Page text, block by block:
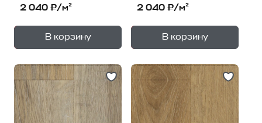
2 040 ₽/м²
В корзину
— 1уп.
2 040 ₽/м²
В корзину
— 1уп.